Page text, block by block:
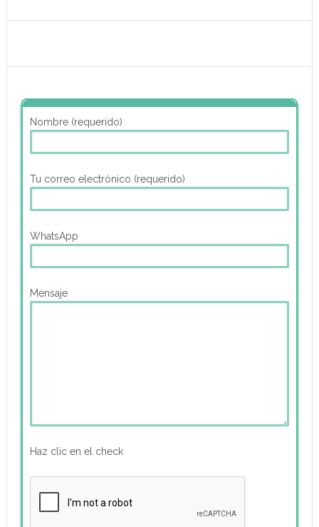
Nombre (requerido)
Tu correo electrónico (requerido)
WhatsApp
Mensaje
Haz clic en el check